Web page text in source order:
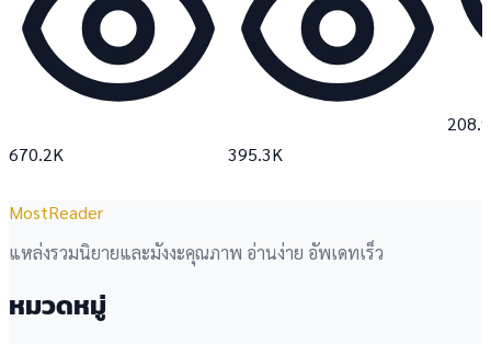
670.2K 395.3K
MostReader
แหล่งรวมนิยายและมังงะคุณภาพ อ่านง่าย อัพเดทเร็ว
หมวดหมู่